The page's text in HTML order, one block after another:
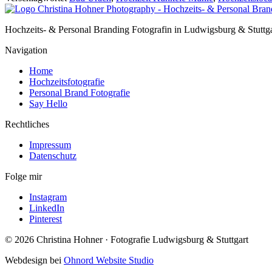
Hochzeits- & Personal Branding Fotografin in Ludwigsburg &
Navigation
Home
Hochzeitsfotografie
Personal Brand Fotografie
Say Hello
Rechtliches
Impressum
Datenschutz
Folge mir
Instagram
LinkedIn
Pinterest
© 2026 Christina Hohner · Fotografie Ludwigsburg & Stuttgart
Webdesign bei Ohnord Website Studio